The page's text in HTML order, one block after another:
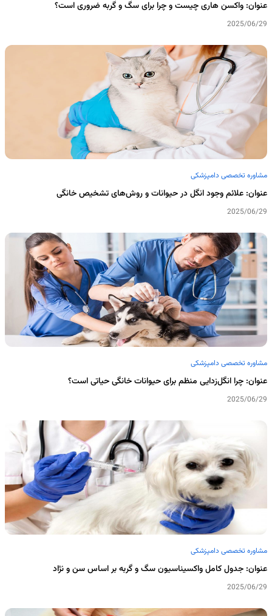
عنوان: واکسن هاری چیست و چرا برای سگ و گربه ضروری است؟
2025/06/29
مشاوره تخصصی دامپزشکی
عنوان: علائم وجود انگل در حیوانات و روش‌های تشخیص خانگی
2025/06/29
مشاوره تخصصی دامپزشکی
عنوان: چرا انگل‌زدایی منظم برای حیوانات خانگی حیاتی است؟
2025/06/29
مشاوره تخصصی دامپزشکی
عنوان: جدول کامل واکسیناسیون سگ و گربه بر اساس سن و نژاد
2025/06/29